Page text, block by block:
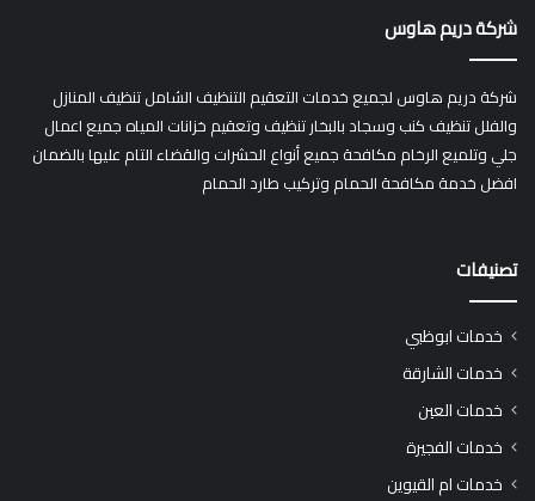
شركة دريم هاوس
شركة دريم هاوس لجميع خدمات التعقيم التنظيف الشامل تنظيف المنازل
والفلل تنظيف كنب وسجاد بالبخار تنظيف وتعقيم خزانات المياه جميع اعمال
جلي وتلميع الرخام مكافحة جميع أنواع الحشرات والقضاء التام عليها بالضمان
افضل خدمة مكافحة الحمام وتركيب طارد الحمام
تصنيفات
خدمات ابوظبي
خدمات الشارقة
خدمات العين
خدمات الفجيرة
خدمات ام القيوين